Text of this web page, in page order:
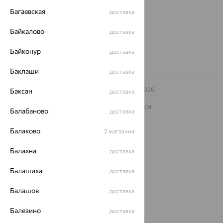
Другие города
Заказать звонок
© ООО «Ювелирный дом «Кристалл»,2009 – 2026
На информационном ресурсе применяются
рекомендательные технологии
ОГРН 1044800168379
Разработка сайта —
Багаевская доставка
Байкалово доставка
Байконур доставка
Баклаши доставка
Баксан доставка
Балабаново доставка
Балаково 2 магазина
Балахна доставка
Балашиха доставка
Балашов доставка
Балезино доставка